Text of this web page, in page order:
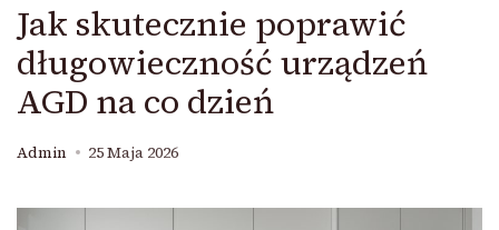
Jak skutecznie poprawić
długowieczność urządzeń
AGD na co dzień
Admin 25 Maja 2026